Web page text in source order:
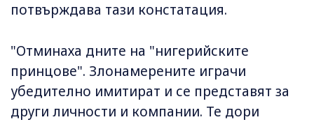
потвърждава тази констатация.
"Отминаха дните на "нигерийските
принцове". Злонамерените играчи
убедително имитират и се представят за
други личности и компании. Те дори